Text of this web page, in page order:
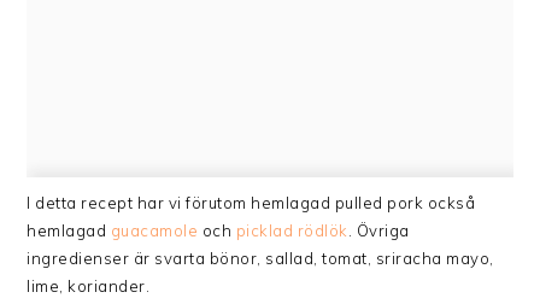
I detta recept har vi förutom hemlagad pulled pork också
hemlagad guacamole och picklad rödlök. Övriga
ingredienser är svarta bönor, sallad, tomat, sriracha mayo,
lime, koriander.